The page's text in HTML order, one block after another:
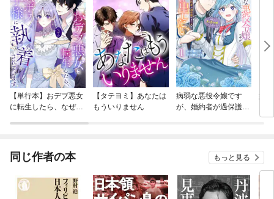
【単行本】おデブ悪女
に転生したら、なぜか
【タテヨミ】あなたは
もういりません
病弱な悪役令嬢です
が、婚約者が過保護す
妹
同じ作者の本 もっと見る